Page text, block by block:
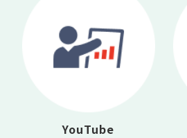
YouTube